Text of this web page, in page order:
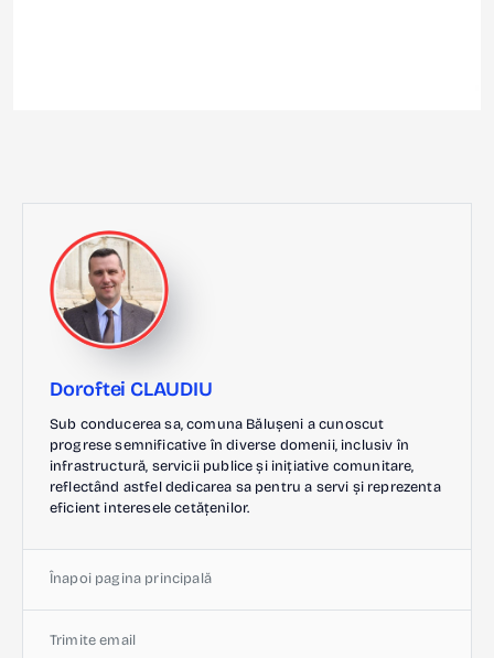
Doroftei CLAUDIU
Sub conducerea sa, comuna Bălușeni a cunoscut
progrese semnificative în diverse domenii, inclusiv în
infrastructură, servicii publice și inițiative comunitare,
reflectând astfel dedicarea sa pentru a servi și reprezenta
eficient interesele cetățenilor.
Înapoi pagina principală
Trimite email